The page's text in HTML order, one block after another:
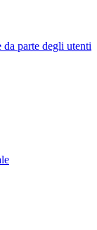
parte degli utenti